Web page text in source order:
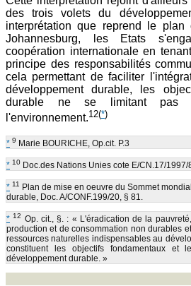
des trois volets du
interprétation que reprend le
Johannesburg, les Etats
coopération internationale en
principe des responsabilités
cela permettant de faciliter
développement durable, les
durable ne se limitant pas
l'environnement.12(*)
* 9 Marie BOURICHE, Op.cit. P.3
* 10 Doc.des Nations Unies cote E/CN.17/1997/
* 11 Plan de mise en oeuvre du Sommet
durable, Doc. A/CONF.199/20, § 81.
* 12 Op. cit., §. : « L'éradication de la
production et de consommation non durables
ressources naturelles indispensables au
constituent les objectifs fondamentaux et
développement durable. »